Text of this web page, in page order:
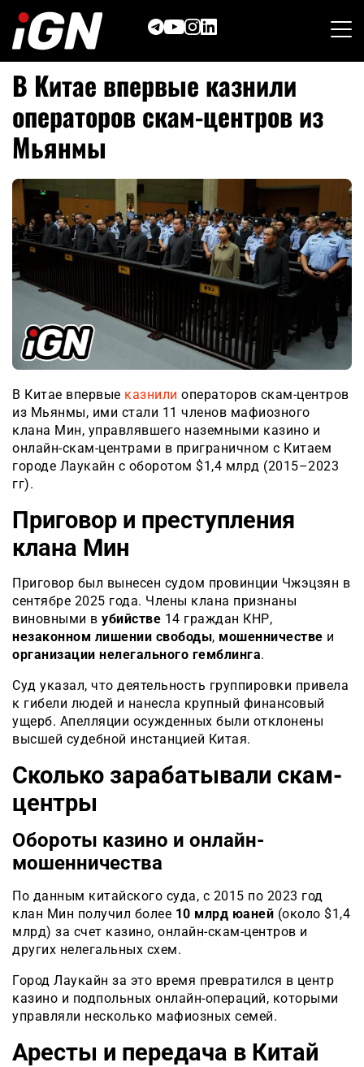
content
В Китае впервые казнили
операторов скам-центров из
Мьянмы
В Китае впервые казнили операторов скам-центров
из Мьянмы, ими стали 11 членов мафиозного
клана Мин, управлявшего наземными казино и
онлайн-скам-центрами в приграничном с Китаем
городе Лаукайн с оборотом $1,4 млрд (2015–2023
гг).
Приговор и преступления
клана Мин
Приговор был вынесен судом провинции Чжэцзян в
сентябре 2025 года. Члены клана признаны
виновными в убийстве 14 граждан КНР,
незаконном лишении свободы, мошенничестве и
организации нелегального гемблинга.
Суд указал, что деятельность группировки привела
к гибели людей и нанесла крупный финансовый
ущерб. Апелляции осужденных были отклонены
высшей судебной инстанцией Китая.
Сколько зарабатывали скам-
центры
Обороты казино и онлайн-
мошенничества
По данным китайского суда, с 2015 по 2023 год
клан Мин получил более 10 млрд юаней (около $1,4
млрд) за счет казино, онлайн-скам-центров и
других нелегальных схем.
Город Лаукайн за это время превратился в центр
казино и подпольных онлайн-операций, которыми
управляли несколько мафиозных семей.
Аресты и передача в Китай